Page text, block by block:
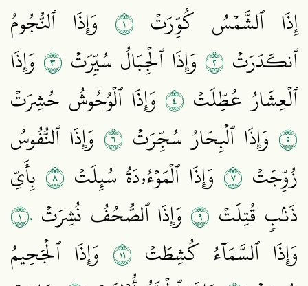
إِذَا ٱلشَّمۡسُ كُوِّرَتۡ ١ وَإِذَا ٱلنُّجُومُ
ٱنكَدَرَتۡ ٢ وَإِذَا ٱلۡجِبَالُ سُيِّرَتۡ ٣ وَإِذَا
ٱلۡعِشَارُ عُطِّلَتۡ ٤ وَإِذَا ٱلۡوُحُوشُ حُشِرَتۡ
٥ وَإِذَا ٱلۡبِحَارُ سُجِّرَتۡ ٦ وَإِذَا ٱلنُّفُوسُ
زُوِّجَتۡ ٧ وَإِذَا ٱلۡمَوۡءُۥدَةُ سُئِلَتۡ ٨ بِأَيِّ
ذَنۢبٖ قُتِلَتۡ ٩ وَإِذَا ٱلصُّحُفُ نُشِرَتۡ ١٠
وَإِذَا ٱلسَّمَآءُ كُشِطَتۡ ١١ وَإِذَا ٱلۡجَحِيمُ